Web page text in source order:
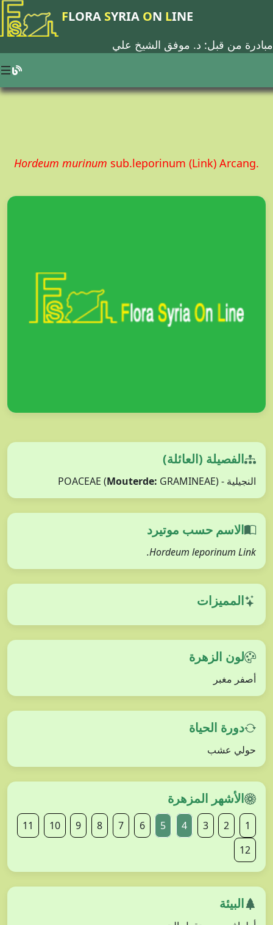
FLORA SYRIA ON LINE
مبادرة من قبل: د. موفق الشيخ علي
Hordeum murinum sub.leporinum (Link) Arcang.
الفصيلة (العائلة)
النجيلية - POACEAE ( Mouterde: GRAMINEAE)
الاسم حسب موتيرد
Hordeum leporinum Link.
المميزات
لون الزهرة
أصفر مغبر
دورة الحياة
حولي عشب
الأشهر المزهرة
1
2
3
4
5
6
7
8
9
10
11
12
البيئة